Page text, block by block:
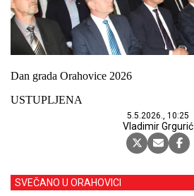
Dan grada Orahovice 2026
USTUPLJENA
5.5.2026., 10:25
Vladimir Grgurić
SVEČANO U ORAHOVICI